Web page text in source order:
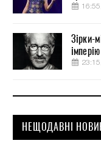
Зірки-
НЕЩОДАВНІ